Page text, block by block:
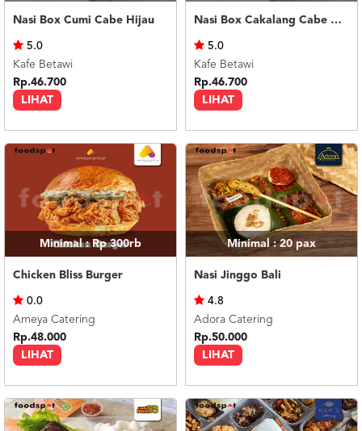
Nasi Box Cumi Cabe Hijau
LIHAT
5.0
Kafe Betawi
Rp.46.700
Nasi Box Cakalang Cabe Hijau
LIHAT
5.0
Kafe Betawi
Rp.46.700
Minimal : Rp 300rb
Chicken Bliss Burger
LIHAT
0.0
Ameya Catering
Rp.48.000
Minimal : 20pax
Nasi Jinggo Bali
LIHAT
4.8
Adora Catering
Rp.50.000